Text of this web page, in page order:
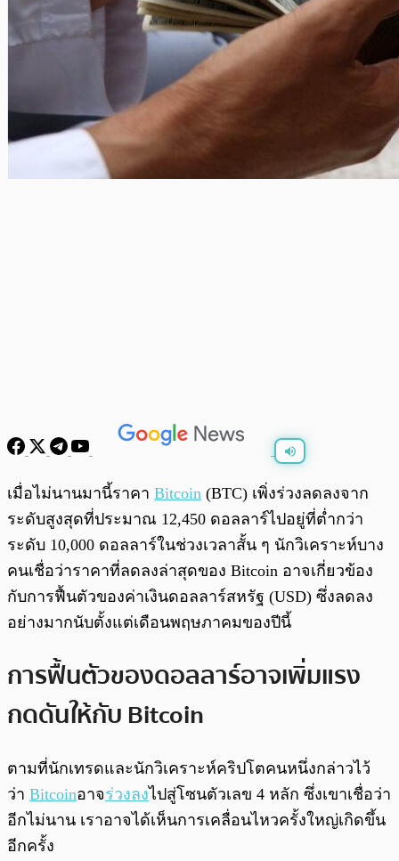
เมื่อไม่นานมานี้ราคา Bitcoin (BTC) เพิ่งร่วงลดลงจาก
ระดับสูงสุดที่ประมาณ 12,450 ดอลลาร์ไปอยู่ที่ต่ำกว่า
ระดับ 10,000 ดอลลาร์ในช่วงเวลาสั้น ๆ นักวิเคราะห์บาง
คนเชื่อว่าราคาที่ลดลงล่าสุดของ Bitcoin อาจเกี่ยวข้อง
กับการฟื้นตัวของค่าเงินดอลลาร์สหรัฐ (USD) ซึ่งลดลง
อย่างมากนับตั้งแต่เดือนพฤษภาคมของปีนี้
การฟื้นตัวของดอลลาร์อาจเพิ่มแรง
กดดันให้กับ Bitcoin
ตามที่นักเทรดและนักวิเคราะห์คริปโตคนหนึ่งกล่าวไว้
ว่า Bitcoinอาจร่วงลงไปสู่โซนตัวเลข 4 หลัก ซึ่งเขาเชื่อว่า
อีกไม่นาน เราอาจได้เห็นการเคลื่อนไหวครั้งใหญ่เกิดขึ้น
อีกครั้ง